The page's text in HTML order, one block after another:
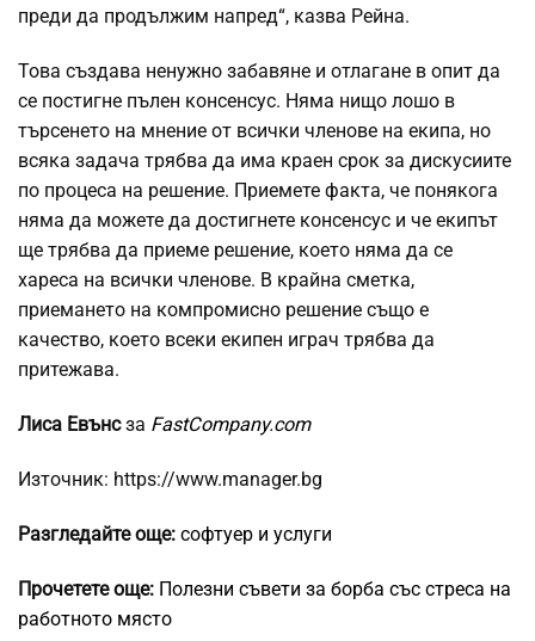
преди да продължим напред“, казва Рейна.
Това създава ненужно забавяне и отлагане в опит да
се постигне пълен консенсус. Няма нищо лошо в
търсенето на мнение от всички членове на екипа, но
всяка задача трябва да има краен срок за дискусиите
по процеса на решение. Приемете факта, че понякога
няма да можете да достигнете консенсус и че екипът
ще трябва да приеме решение, което няма да се
хареса на всички членове. В крайна сметка,
приемането на компромисно решение също е
качество, което всеки екипен играч трябва да
притежава.
Лиса Евънсза FastCompany.com
Източник: https://www.manager.bg
Разгледайте още: софтуер и услуги
Прочетете още: Полезни съвети за борба със стреса на
работното място